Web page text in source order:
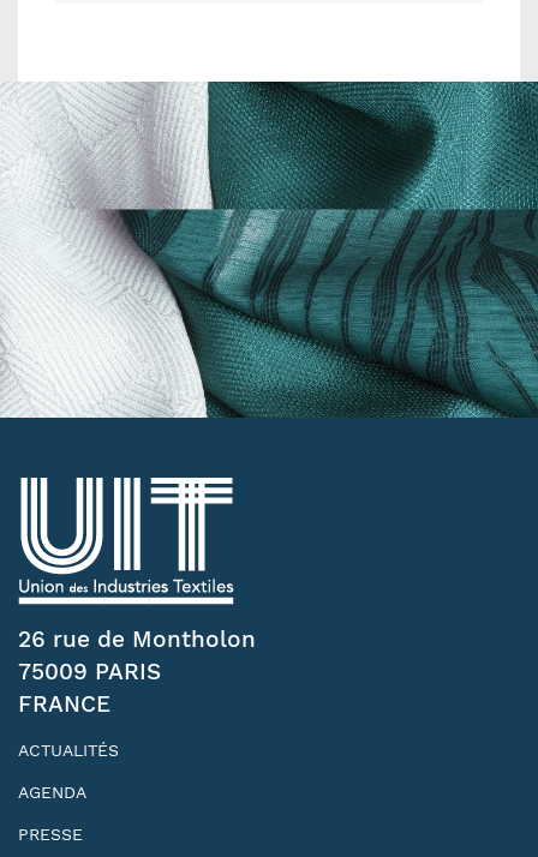
26 rue de Montholon
75009 PARIS
FRANCE
ACTUALITÉS
AGENDA
PRESSE